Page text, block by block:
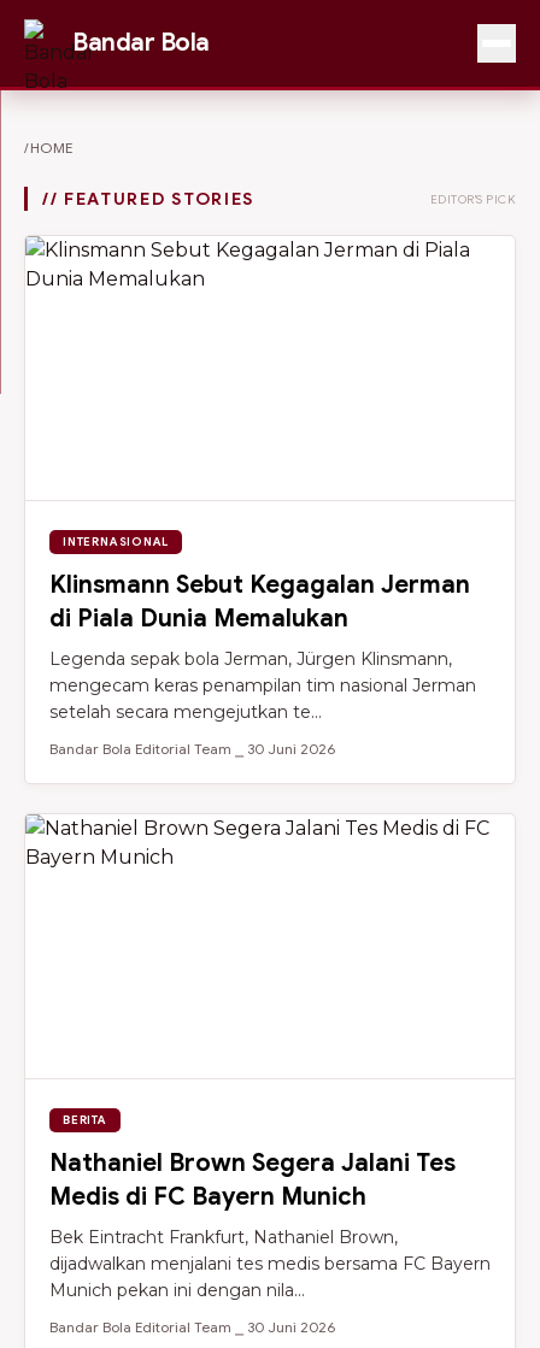
Bandar Bola
/HOME
// FEATURED STORIES EDITOR'S PICK
INTERNASIONAL
Klinsmann Sebut Kegagalan Jerman
di Piala Dunia Memalukan
Legenda sepak bola Jerman, Jürgen Klinsmann,
mengecam keras penampilan tim nasional Jerman
setelah secara mengejutkan te...
Bandar Bola Editorial Team ⎯ 30 Juni 2026
BERITA
Nathaniel Brown Segera Jalani Tes
Medis di FC Bayern Munich
Bek Eintracht Frankfurt, Nathaniel Brown,
dijadwalkan menjalani tes medis bersama FC Bayern
Munich pekan ini dengan nila...
Bandar Bola Editorial Team ⎯ 30 Juni 2026